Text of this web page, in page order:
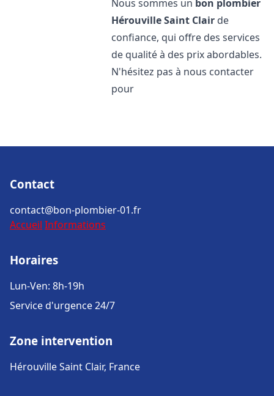
Nous sommes un bon plombier
Hérouville Saint Clair de
confiance, qui offre des services
de qualité à des prix abordables.
N'hésitez pas à nous contacter
pour
Contact
contact@bon-plombier-01.fr
Accueil Informations
Horaires
Lun-Ven: 8h-19h
Service d'urgence 24/7
Zone intervention
Hérouville Saint Clair, France